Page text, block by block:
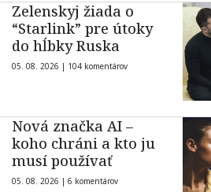
Zelenskyj žiada o
“Starlink” pre útoky
do hĺbky Ruska
05. 08. 2026 | 104 komentárov
Nová značka AI –
koho chráni a kto ju
musí používať
05. 08. 2026 | 6 komentárov